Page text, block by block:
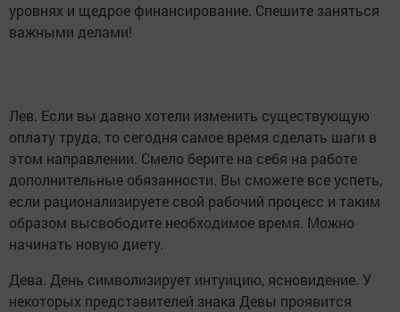
уровнях и щедрое финансирование. Спешите заняться
важными делами!
Лев. Если вы давно хотели изменить существующую
оплату труда, то сегодня самое время сделать шаги в
этом направлении. Смело берите на себя на работе
дополнительные обязанности. Вы сможете все успеть,
если рационализируете свой рабочий процесс и таким
образом высвободите необходимое время. Можно
начинать новую диету.
Дева. День символизирует интуицию, ясновидение. У
некоторых представителей знака Девы проявится